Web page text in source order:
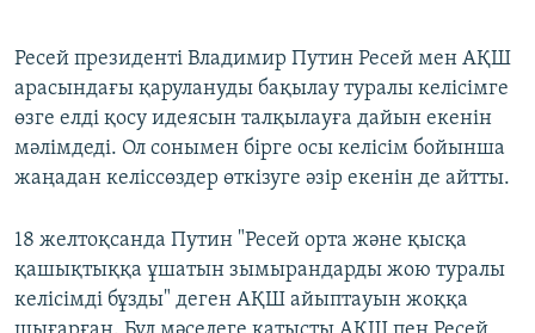
Ресей президенті Владимир Путин Ресей мен АҚШ
арасындағы қарулануды бақылау туралы келісімге
өзге елді қосу идеясын талқылауға дайын екенін
мәлімдеді. Ол сонымен бірге осы келісім бойынша
жаңадан келіссөздер өткізуге әзір екенін де айтты.
18 желтоқсанда Путин "Ресей орта және қысқа
қашықтыққа ұшатын зымырандарды жою туралы
келісімді бұзды" деген АҚШ айыптауын жоққа